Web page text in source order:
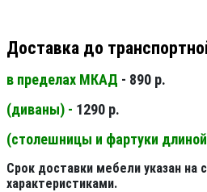
Доставка до
в пределах МКАД - 890 р.
(диваны) - 1290 р.
(столешницы и фартуки
Срок доставки мебели указан на
характеристиками.